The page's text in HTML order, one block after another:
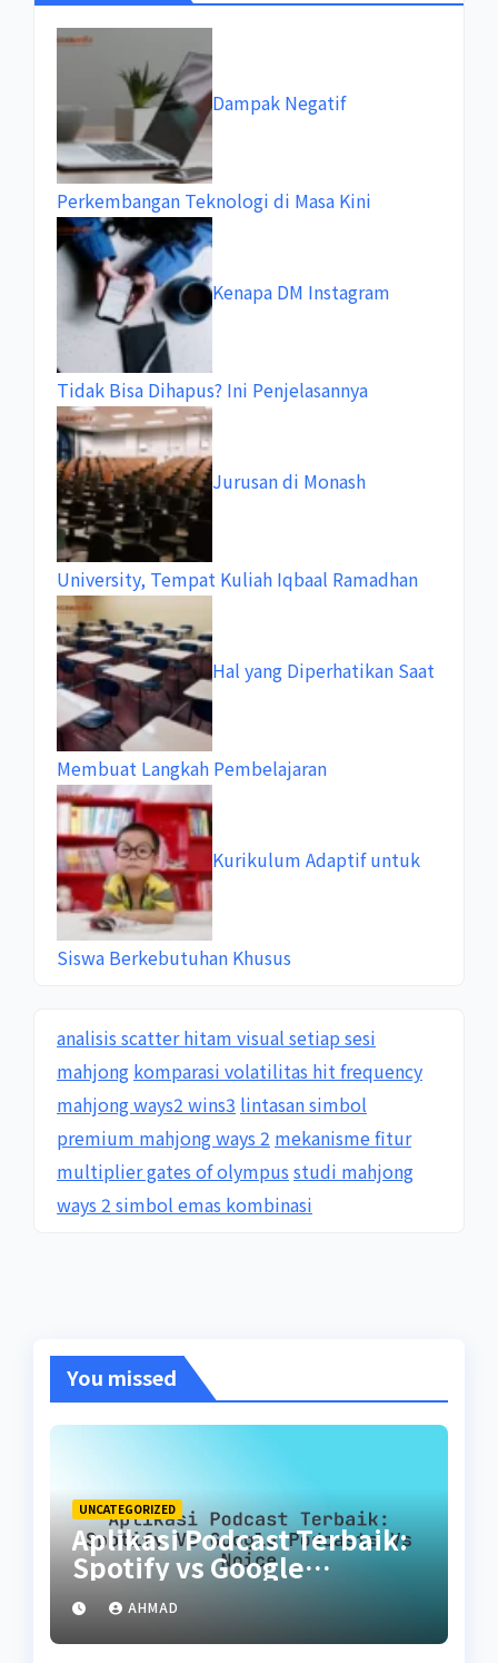
Dampak Negatif
Perkembangan Teknologi di Masa Kini
Kenapa DM Instagram
Tidak Bisa Dihapus? Ini Penjelasannya
Jurusan di Monash
University, Tempat Kuliah Iqbaal Ramadhan
Hal yang Diperhatikan Saat
Membuat Langkah Pembelajaran
Kurikulum Adaptif untuk
Siswa Berkebutuhan Khusus
analisis scatter hitam visual setiap sesi
mahjong komparasi volatilitas hit frequency
mahjong ways2 wins3 lintasan simbol
premium mahjong ways 2 mekanisme fitur
multiplier gates of olympus studi mahjong
ways 2 simbol emas kombinasi
You missed
UNCATEGORIZED
Aplikasi Podcast Terbaik:
Spotify vs Google
Podcasts vs Noice
AHMAD